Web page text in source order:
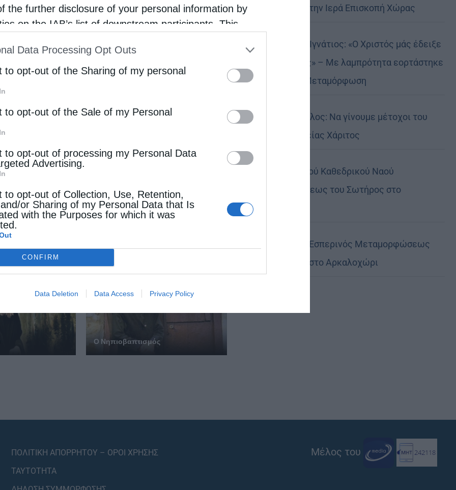
the further disclosure of your personal information by
on the IAB’s list of downstream participants. This
of Downstream Participantsthat may further disclose it to
parties.
Data Processing Opt Outs
to opt-out of the Sharing of my personal
to opt-out of the Sale of my Personal
to opt-out of processing my Personal Data
Advertising.
to opt-out of Collection, Use, Retention,
or Sharing of my Personal Data that Is
with the Purposes for which it was
CONFIRM
Data Deletion Data Access Privacy Policy
Επόμενο άρθρο
την φι­λαν­θρω­πία
Ο Νηπιοβαπτισμός
Αυστραλίας στην Ιερά Επισκοπή Χώρας
Δημητριάδος Ιγνάτιος: «Ο Χριστός μάς έδειξε
το μέλλον μας» – Με λαμπρότητα εορτάστηκε
στον Βόλο η Μεταμόρφωση
Κορίνθου Παύλος: Να γίνουμε μέτοχοι του
φωτός της Θείας Χάριτος
Πανήγυρη Ιερού Καθεδρικού Ναού
Μεταμορφώσεως του Σωτήρος στο
Αρκαλοχώρι
Πανηγυρικός Εσπερινός Μεταμορφώσεως
του Σωτήρος στο Αρκαλοχώρι
ΠΟΛΙΤΙΚΗ ΑΠΟΡΡΗΤΟΥ – ΟΡΟΙ ΧΡΗΣΗΣ
ΤΑΥΤΟΤΗΤΑ
Μέλος του